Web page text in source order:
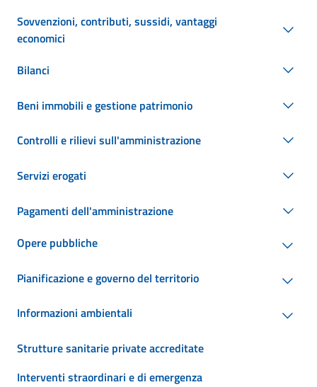
Sovvenzioni, contributi, sussidi, vantaggi
economici
Bilanci
Beni immobili e gestione patrimonio
Controlli e rilievi sull'amministrazione
Servizi erogati
Pagamenti dell'amministrazione
Opere pubbliche
Pianificazione e governo del territorio
Informazioni ambientali
Strutture sanitarie private accreditate
Interventi straordinari e di emergenza